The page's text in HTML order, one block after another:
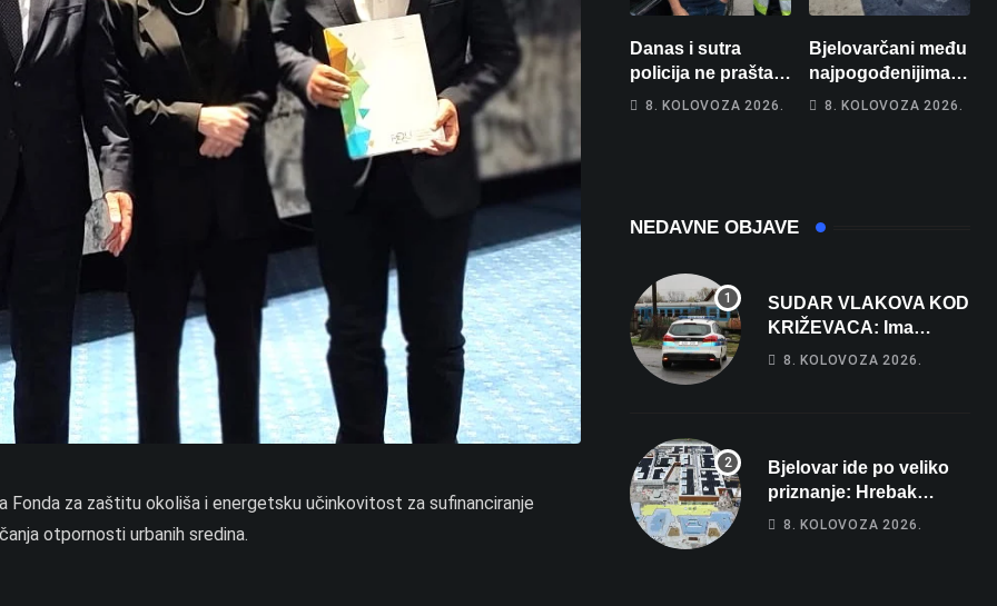
Fonda za zaštitu okoliša i energetsku učinkovitost za sufinanciranje
otpornosti urbanih sredina.
Danas i sutra
policija ne prašta:
Na cestama su
8. KOLOVOZA 2026.
Bjelovarčani među
najpogođenijima:
Gorivo im pojede
8. KOLOVOZA 2026.
NEDAVNE OBJAVE
SUDAR VLAKOVA KOD
KRIŽEVACA: Ima
ozlijeđenih, jedna
8. KOLOVOZA 2026.
Bjelovar ide po veliko
priznanje: Hrebak
danas u Parizu
8. KOLOVOZA 2026.